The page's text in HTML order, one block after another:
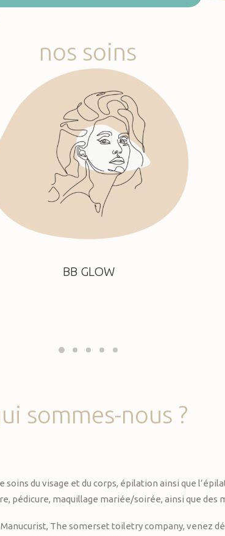
nos soins
BB GLOW
sommes-nous ?
soins du visage et du corps, épilation ainsi que
pédicure, maquillage mariée/soirée, ainsi que des
The somerset toiletry company, venez